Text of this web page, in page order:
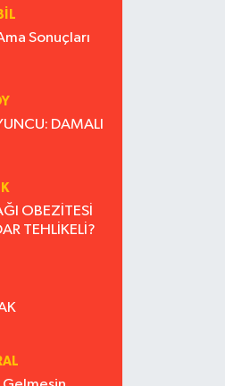
Sonuçları
DAMALI
OBEZİTESİ
TEHLİKELİ?